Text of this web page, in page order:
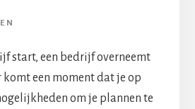
start, een bedrijf overneemt
een moment dat je op
om je plannen te